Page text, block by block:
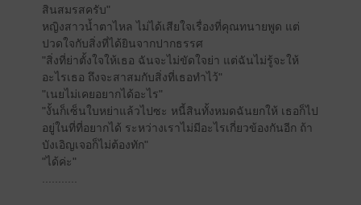
สินสมรสครับ"
หญิงสาวน้ำตาไหล ไม่ได้เสียใจเรื่องที่คุณทนายพูด แต่
ปวดใจกับสิ่งที่ได้ยินจากปากธรรศ
"สิ่งที่ย่าตั้งใจให้เธอ ฉันจะไม่ขัดใจย่า แต่ฉันไม่รู้จะให้
อะไรเธอ ถึงจะสาสมกับสิ่งที่เธอทำไว้"
"เนยไม่เคยอยากได้อะไร"
"งั้นก็เซ็นใบหย่าแล้วไปซะ หนี้สินทั้งหมดฉันยกให้ เธอก็ไป
อยู่ในที่ที่อยากได้ ระหว่างเราไม่มีอะไรเกี่ยวข้องกันอีก ถ้า
บังเอิญเจอก็ไม่ต้องทัก"
"ได้ค่ะ"